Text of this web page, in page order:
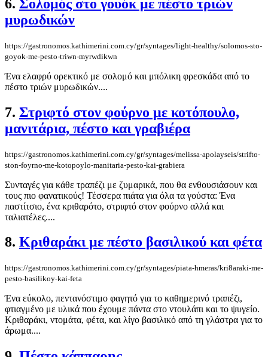
6. Σολομός στο γουόκ με πέστο τριών
μυρωδικών
https://gastronomos.kathimerini.com.cy/gr/syntages/light-healthy/solomos-sto-
goyok-me-pesto-triwn-myrwdikwn
Ένα ελαφρύ ορεκτικό με σολομό και μπόλικη φρεσκάδα από το
πέστο τριών μυρωδικών....
7. Στριφτό στον φούρνο με κοτόπουλο,
μανιτάρια, πέστο και γραβιέρα
https://gastronomos.kathimerini.com.cy/gr/syntages/melissa-apolayseis/strifto-
ston-foyrno-me-kotopoylo-manitaria-pesto-kai-grabiera
Συνταγές για κάθε τραπέζι με ζυμαρικά, που θα ενθουσιάσουν και
τους πιο φανατικούς! Τέσσερα πιάτα για όλα τα γούστα: Ένα
παστίτσιο, ένα κριθαρότο, στριφτό στον φούρνο αλλά και
ταλιατέλες....
8. Κριθαράκι με πέστο βασιλικού και φέτα
https://gastronomos.kathimerini.com.cy/gr/syntages/piata-hmeras/kri8araki-me-
pesto-basilikoy-kai-feta
Ένα εύκολο, πεντανόστιμο φαγητό για το καθημερινό τραπέζι,
φτιαγμένο με υλικά που έχουμε πάντα στο ντουλάπι και το ψυγείο.
Κριθαράκι, ντομάτα, φέτα, και λίγο βασιλικό από τη γλάστρα για το
άρωμα....